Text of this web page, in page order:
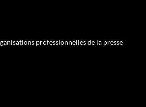
professionnelles de la presse